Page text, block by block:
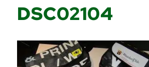
DSC02104